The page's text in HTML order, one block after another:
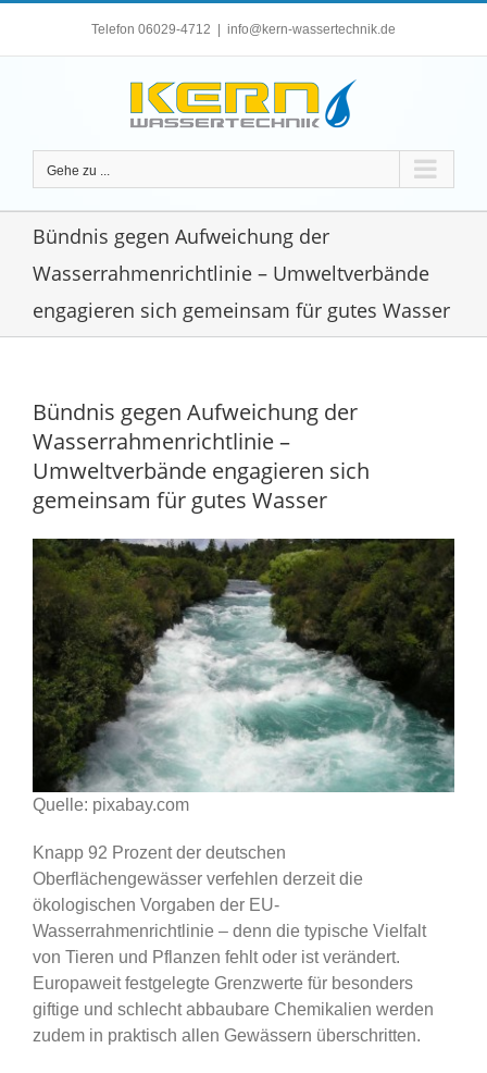
Telefon 06029-4712 info@kern-wassertechnik.de
Gehe zu ...
Bündnis gegen Aufweichung der
Wasserrahmenrichtlinie – Umweltverbände
engagieren sich gemeinsam für gutes Wasser
Bündnis gegen Aufweichung der
Wasserrahmenrichtlinie –
Umweltverbände engagieren sich
gemeinsam für gutes Wasser
Quelle: pixabay.com
Knapp 92 Prozent der deutschen
Oberflächengewässer verfehlen derzeit die
ökologischen Vorgaben der EU-
Wasserrahmenrichtlinie – denn die typische Vielfalt
von Tieren und Pflanzen fehlt oder ist verändert.
Europaweit festgelegte Grenzwerte für besonders
giftige und schlecht abbaubare Chemikalien werden
zudem in praktisch allen Gewässern überschritten.